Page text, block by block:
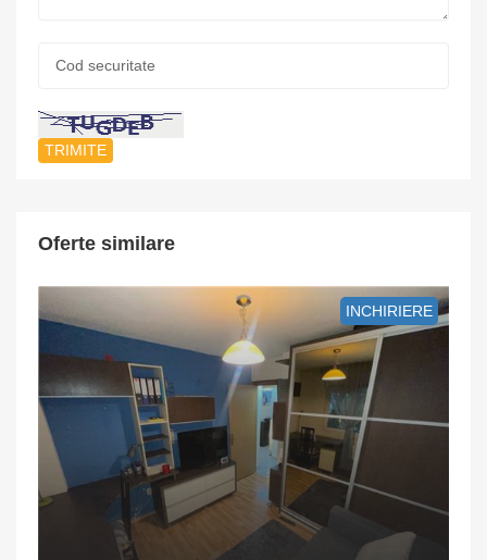
securitate:
Oferte similare
INCHIRIERE